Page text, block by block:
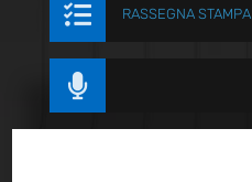
 RASSEGNA STAMPA
